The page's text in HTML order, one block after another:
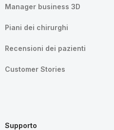
Manager business 3D
Piani dei chirurghi
Recensioni dei pazienti
Customer Stories
Supporto